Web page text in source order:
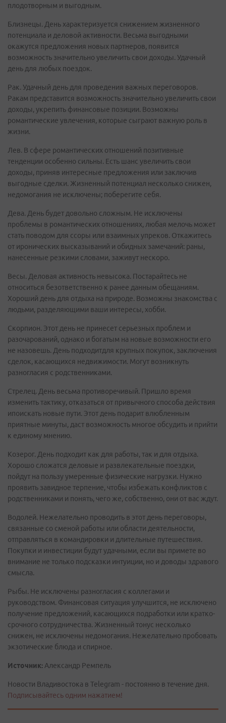
плодотворным и выгодным.
Близнецы. День характеризуется снижением жизненного
потенциала и деловой активности. Весьма выгодными
окажутся предложения новых партнеров, появится
возможность значительно увеличить свои доходы. Удачный
день для любых поездок.
Рак. Удачный день для проведения важных переговоров.
Ракам представится возможность значительно увеличить свои
доходы, укрепить финансовые позиции. Возможны
романтические увлечения, которые сыграют важную роль в
жизни.
Лев. В сфере романтических отношений позитивные
тенденции особенно сильны. Есть шанс увеличить свои
доходы, приняв интересные предложения или заключив
выгодные сделки. Жизненный потенциал несколько снижен,
недомогания не исключены; поберегите себя.
Дева. День будет довольно сложным. Не исключены
проблемы в романтических отношениях, любая мелочь может
стать поводом для ссоры или взаимных упреков. Откажитесь
от иронических высказываний и обидных замечаний: раны,
нанесенные резкими словами, заживут нескоро.
Весы. Деловая активность невысока. Постарайтесь не
относиться безответственно к ранее данным обещаниям.
Хороший день для отдыха на природе. Возможны знакомства с
людьми, разделяющими ваши интересы, хобби.
Скорпион. Этот день не принесет серьезных проблем и
разочарований, однако и богатым на новые возможности его
не назовешь. День подходитдля крупных покупок, заключения
сделок, касающихся недвижимости. Могут возникнуть
разногласия с родственниками.
Стрелец. День весьма противоречивый. Пришло время
изменить тактику, отказаться от привычного способа действия
ипоискать новые пути. Этот день подарит влюбленным
приятные минуты, даст возможность многое обсудить и прийти
к единому мнению.
Козерог. День подходит как для работы, так и для отдыха.
Хорошо сложатся деловые и развлекательные поездки,
пойдут на пользу умеренные физические нагрузки. Нужно
проявить завидное терпение, чтобы избежать конфликтов с
родственниками и понять, чего же, собственно, они от вас ждут.
Водолей. Нежелательно проводить в этот день переговоры,
связанные со сменой работы или области деятельности,
отправляться в командировки и длительные путешествия.
Покупки и инвестиции будут удачными, если вы примете во
внимание не только подсказки интуиции, но и доводы здравого
смысла.
Рыбы. Не исключены разногласия с коллегами и
руководством. Финансовая ситуация улучшится, не исключено
получение предложений, касающихся подработки или кратко-
срочного сотрудничества. Жизненный тонус несколько
снижен, не исключены недомогания. Нежелательно пробовать
экзотические блюда и спирное.
Источник: Александр Ремпель
Новости Владивостока в Telegram - постоянно в течение дня.
Подписывайтесь одним нажатием!